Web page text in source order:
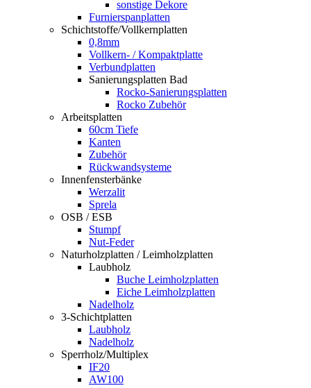
sonstige Dekore
Furnierspanplatten
Schichtstoffe/Vollkernplatten
0,8mm
Vollkern- / Kompaktplatte
Verbundplatten
Sanierungsplatten Bad
Rocko-Sanierungsplatten
Rocko Zubehör
Arbeitsplatten
60cm Tiefe
Kanten
Zubehör
Rückwandsysteme
Innenfensterbänke
Werzalit
Sprela
OSB / ESB
Stumpf
Nut-Feder
Naturholzplatten / Leimholzplatten
Laubholz
Buche Leimholzplatten
Eiche Leimholzplatten
Nadelholz
3-Schichtplatten
Laubholz
Nadelholz
Sperrholz/Multiplex
IF20
AW100